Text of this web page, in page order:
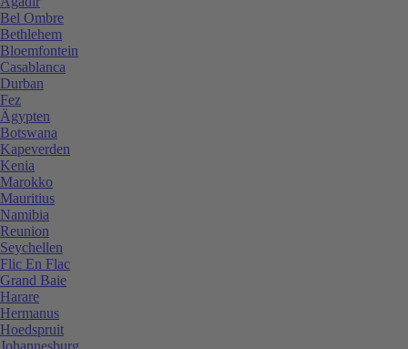
Bel Ombre
Bethlehem
Bloemfontein
Casablanca
Durban
Fez
Ägypten
Botswana
Kapeverden
Kenia
Marokko
Mauritius
Namibia
Reunion
Seychellen
Flic En Flac
Grand Baie
Harare
Hermanus
Hoedspruit
Johannesburg